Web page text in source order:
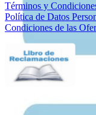
Términos y
Política de Datos
Condiciones de las